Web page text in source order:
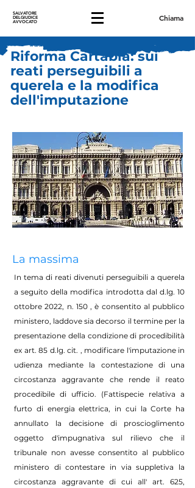
SALVATORE
DELGIUDICE
AVVOCATO Chiama
Riforma Cartabia: sui
reati perseguibili a
querela e la modifica
dell'imputazione
La massima
In tema di reati divenuti perseguibili a querela
a seguito della modifica introdotta dal d.lg. 10
ottobre 2022, n. 150 , è consentito al pubblico
ministero, laddove sia decorso il termine per la
presentazione della condizione di procedibilità
ex art. 85 d.lg. cit. , modificare l'imputazione in
udienza mediante la contestazione di una
circostanza aggravante che rende il reato
procedibile di ufficio. (Fattispecie relativa a
furto di energia elettrica, in cui la Corte ha
annullato la decisione di proscioglimento
oggetto d'impugnativa sul rilievo che il
tribunale non avesse consentito al pubblico
ministero di contestare in via suppletiva la
circostanza aggravante di cui all' art. 625,